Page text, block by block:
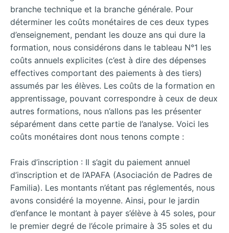
branche technique et la branche générale. Pour
déterminer les coûts monétaires de ces deux types
d’enseignement, pendant les douze ans qui dure la
formation, nous considérons dans le tableau N°1 les
coûts annuels explicites (c’est à dire des dépenses
effectives comportant des paiements à des tiers)
assumés par les élèves. Les coûts de la formation en
apprentissage, pouvant correspondre à ceux de deux
autres formations, nous n’allons pas les présenter
séparément dans cette partie de l’analyse. Voici les
coûts monétaires dont nous tenons compte :
Frais d’inscription : Il s’agit du paiement annuel
d’inscription et de l’APAFA (Asociación de Padres de
Familia). Les montants n’étant pas réglementés, nous
avons considéré la moyenne. Ainsi, pour le jardin
d’enfance le montant à payer s’élève à 45 soles, pour
le premier degré de l’école primaire à 35 soles et du